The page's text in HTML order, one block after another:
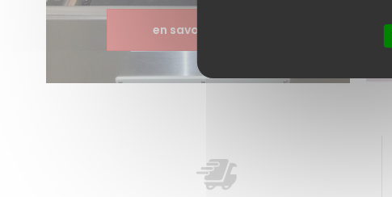
en savoir plus >